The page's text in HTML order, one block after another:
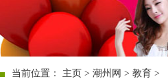
教育 企业 游戏
当前位置： 主页 >潮州网 >教育 >